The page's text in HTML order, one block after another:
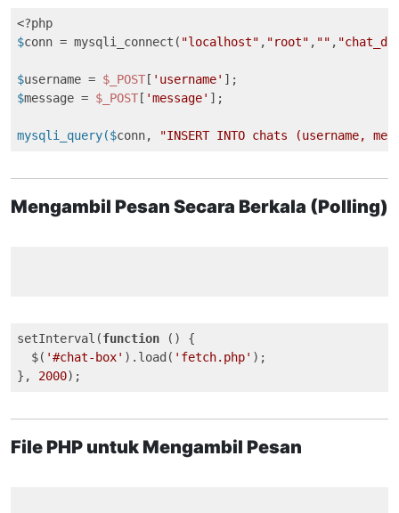
$conn = mysqli_connect( "localhost" , "root" , "" ,
$username = $_POST [ 'username' ];
$message = $_POST [ 'message' ];
mysqli_query($conn, "INSERT INTO chats (username,
Mengambil Pesan Secara Berkala (Polling)
setInterval(function ( ) {
  $(
'#chat-box' ).load( 'fetch.php' );
}, 2000);
File PHP untuk Mengambil Pesan